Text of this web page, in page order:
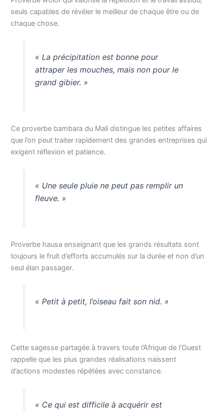
seuls capables de révéler le meilleur de chaque être ou de
chaque chose.
« La précipitation est bonne pour
attraper les mouches, mais non pour le
grand gibier. »
Ce proverbe bambara du Mali distingue les petites affaires
que l’on peut traiter rapidement des grandes entreprises qui
exigent réflexion et patience.
« Une seule pluie ne peut pas remplir un
fleuve. »
Proverbe hausa enseignant que les grands résultats sont
toujours le fruit d’efforts accumulés sur la durée et non d’un
seul élan passager.
« Petit à petit, l’oiseau fait son nid. »
Cette sagesse partagée à travers toute l’Afrique de l’Ouest
rappelle que les plus grandes réalisations naissent
d’actions modestes répétées avec constance.
« Ce qui est difficile à acquérir est